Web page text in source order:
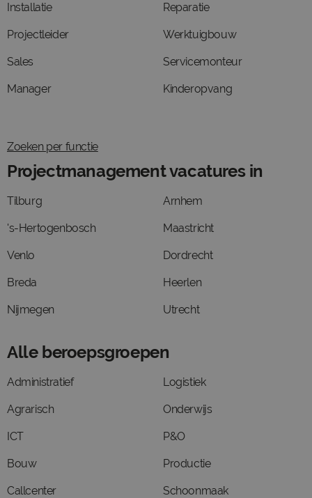
Installatie
Projectleider
Sales
Manager
Reparatie
Werktuigbouw
Servicemonteur
Kinderopvang
Zoeken per functie
Projectmanagement vacatures in
Tilburg
's-Hertogenbosch
Venlo
Breda
Nijmegen
Arnhem
Maastricht
Dordrecht
Heerlen
Utrecht
Alle beroepsgroepen
Administratief
Agrarisch
ICT
Bouw
Callcenter
Logistiek
Onderwijs
P&O
Productie
Schoonmaak